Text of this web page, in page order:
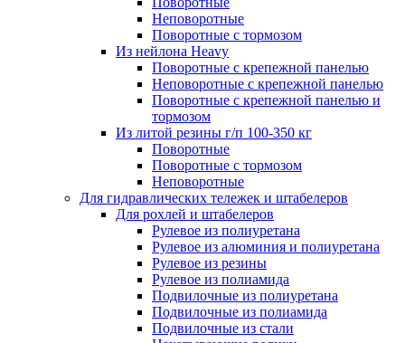
Неповоротные
Поворотные с тормозом
Из нейлона Heavy
Поворотные с крепежной панелью
Неповоротные с крепежной панелью
Поворотные с крепежной панелью и
тормозом
Из литой резины г/п 100-350 кг
Поворотные
Поворотные с тормозом
Неповоротные
Для гидравлических тележек и штабелеров
Для рохлей и штабелеров
Рулевое из полиуретана
Рулевое из алюминия и полиуретана
Рулевое из резины
Рулевое из полиамида
Подвилочные из полиуретана
Подвилочные из полиамида
Подвилочные из стали